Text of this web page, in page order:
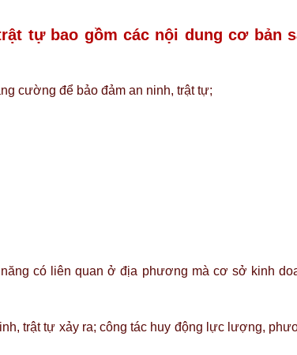
tự bao gồm các nội dung cơ bản
cường để bảo đảm an ninh, trật tự;
có liên quan ở địa phương mà cơ sở kinh
trật tự xảy ra; công tác huy động lực lượng,